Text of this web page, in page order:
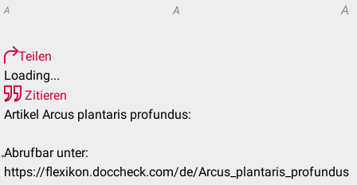
A A A
Teilen
Loading...
Zitieren
Artikel Arcus plantaris profundus:
Abrufbar unter:
https://flexikon.doccheck.com/de/Arcus_plantaris_profundus